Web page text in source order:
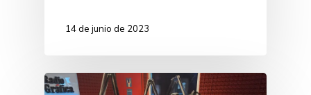
14 de junio de 2023